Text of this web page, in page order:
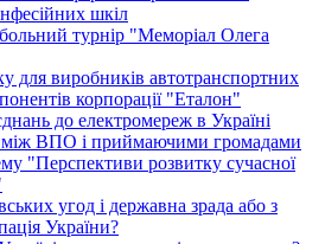
шкіл
турнір "Меморіал Олега
для виробників автотранспортних
корпорації "Еталон"
до електромереж в Україні
між ВПО і приймаючими громадами
"Перспективи розвитку сучасної
угод і державна зрада або з
України?